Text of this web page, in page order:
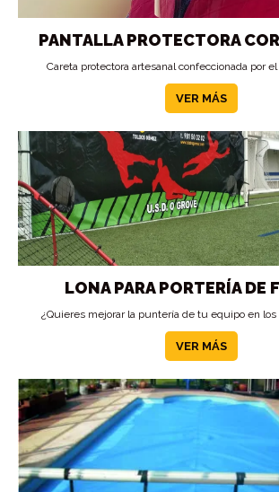
PANTALLA PROTECTORA
Careta protectora artesanal confeccionada por
VER MÁS
LONA PARA PORTERÍA DE
¿Quieres mejorar la puntería de tu equipo en
VER MÁS